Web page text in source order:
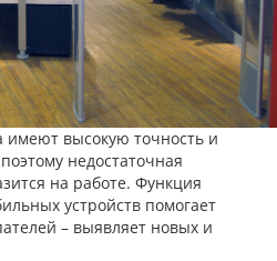
имеют высокую точность и
недостаточная
на работе. Функция
устройств помогает
– выявляет новых и